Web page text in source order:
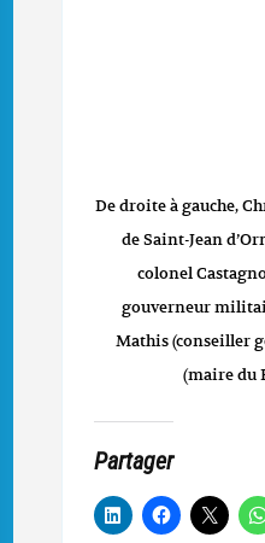
De droite à gauche,
de Saint-Jean
colonel
gouverneur
Mathis (conseiller
(maire du
Partager